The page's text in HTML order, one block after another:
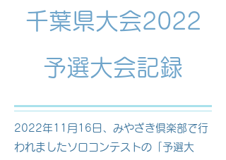
​千葉県大会2022
予選大会記録
2022年11月16日、みやざき倶楽部で行
われましたソロコンテストの「予選大